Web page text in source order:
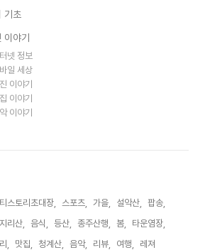
기초
이야기
넷 정보
일 세상
이야기
이야기
이야기
티스토리초대장, 스포츠, 가을, 설악산,
팝송,
지리산, 음식, 등산, 종주산행, 봄,
타운염장,
,
맛집, 청계산, 음악, 리뷰, 여행, 레져,